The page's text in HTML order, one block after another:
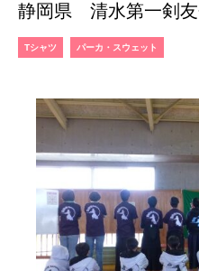
静岡県 清水第一剣友
Tシャツ パーカ・スウェット